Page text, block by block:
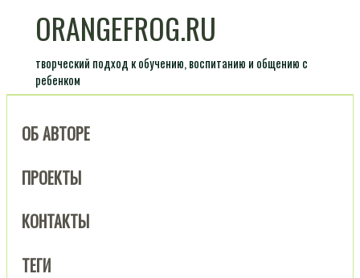
ORANGEFROG.RU
творческий подход к обучению, воспитанию и общению с
ребенком
ОБ АВТОРЕ
ПРОЕКТЫ
КОНТАКТЫ
ТЕГИ